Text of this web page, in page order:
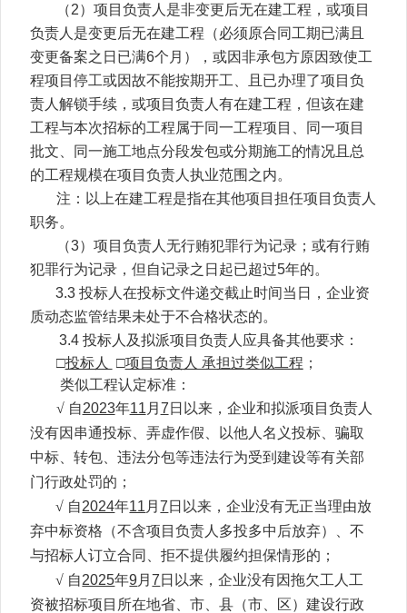
（2）项目负责人是非变更后无在建工程，或项目
负责人是变更后无在建工程（必须原合同工期已满且
变更备案之日已满6个月），或因非承包方原因致使工
程项目停工或因故不能按期开工、且已办理了项目负
责人解锁手续，或项目负责人有在建工程，但该在建
工程与本次招标的工程属于同一工程项目、同一项目
批文、同一施工地点分段发包或分期施工的情况且总
的工程规模在项目负责人执业范围之内。
注：以上在建工程是指在其他项目担任项目负责人
职务。
（3）项目负责人无行贿犯罪行为记录；或有行贿
犯罪行为记录，但自记录之日起已超过5年的。
3.3投标人在投标文件递交截止时间当日，企业资
质动态监管结果未处于不合格状态的。
3.4投标人及拟派项目负责人应具备其他要求：
□投标人 □项目负责人 承担过类似工程 ；
类似工程认定标准：
√ 自2023年11 月 7 日 以来，企业和拟派项目负责人
没有因串通投标、弄虚作假、以他人名义投标、骗取
中标、转包、违法分包等违法行为受到建设等有关部
门行政处罚的；
√ 自2024年11 月7 日 以来，企业没有无正当理由放
弃中标资格（不含项目负责人多投多中后放弃）、不
与招标人订立合同、拒不提供履约担保情形的；
√ 自2025年9月7 日 以来，企业没有因拖欠工人工
资被招标项目所在地省、市、县（市、区）建设行政